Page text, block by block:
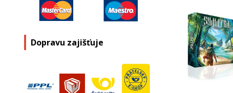
Dopravu zajišťuje